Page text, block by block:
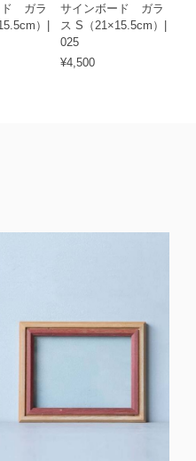
ド ガラ
）|
サインボード ガラ
ス S（21×15.5cm）|
025
¥4,500